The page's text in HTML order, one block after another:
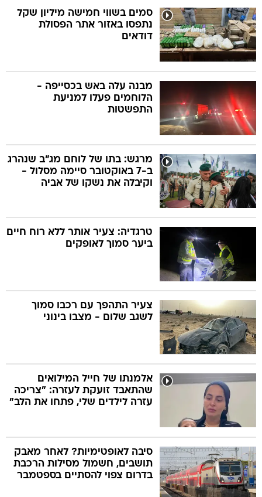
סמים בשווי חמישה מיליון שקל
נתפסו באזור אתר הפסולת
דודאים
מבנה עלה באש בכסייפה -
הלוחמים פעלו למניעת
התפשטות
מרגש: בתו של לוחם מג"ב שנהרג
ב-7 באוקטובר סיימה מסלול -
וקיבלה את נשקו של אביה
טרגדיה: צעיר אותר ללא רוח חיים
ביער סמוך לאופקים
צעיר התהפך עם רכבו סמוך
לשגב שלום - מצבו בינוני
אלמנתו של חייל המילואים
שהתאבד זועקת לעזרה: "צריכה
עזרה לילדים שלי, פתחו את הלב"
סיבה לאופטימיות? לאחר מאבק
תושבים, חשמול מסילות הרכבת
בדרום צפוי להסתיים בספטמבר